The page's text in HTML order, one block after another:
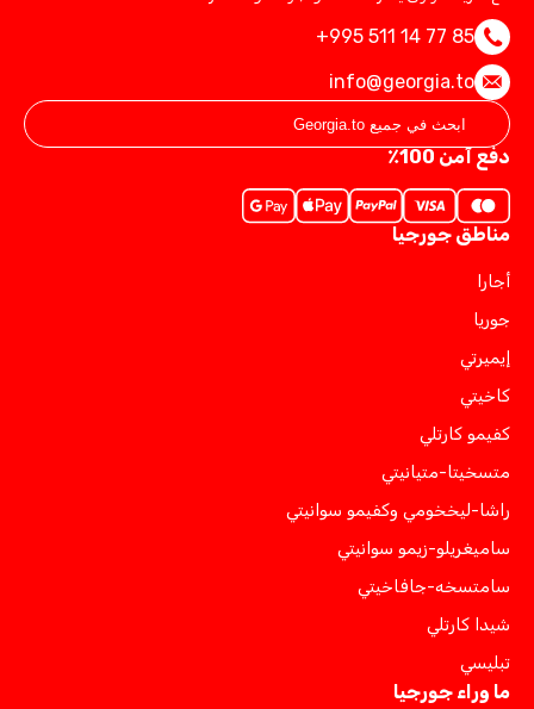
+995 511 14 77 85
info@georgia.to
دفع آمن 100٪
مناطق جورجيا
أجارا
جوريا
إيميرتي
كاخيتي
كفيمو كارتلي
متسخيتا-متيانيتي
راشا-ليخخومي وكفيمو سوانيتي
ساميغريلو-زيمو سوانيتي
سامتسخه-جافاخيتي
شيدا كارتلي
تبليسي
ما وراء جورجيا